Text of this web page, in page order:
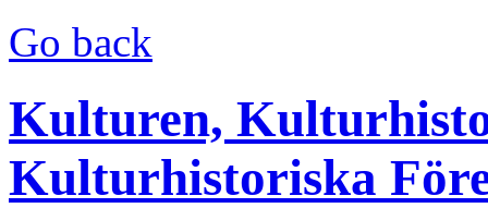
Go back
Kulturen,
Kulturhistoriska